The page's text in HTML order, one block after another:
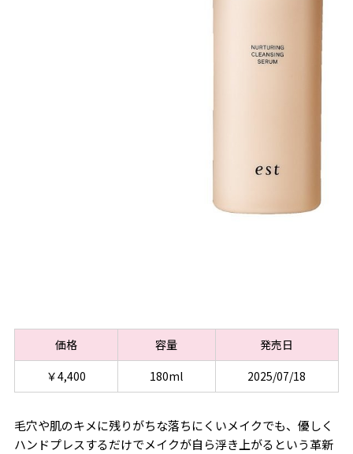
価格 容量
発売日
￥4,400
180ml 2025/07/18
毛穴や肌のキメに残りがちな落ちにくいメイクでも、優しく
ハンドプレスするだけでメイクが自ら浮き上がるという革新